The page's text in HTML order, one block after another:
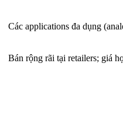
Các applications đa dụng
Bán rộng rãi tại retailers; giá